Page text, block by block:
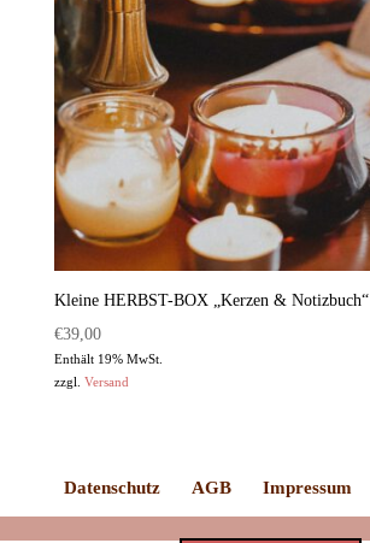
Kleine HERBST-BOX „Kerzen & Notizbuch“
€39,00
Enthält 19% MwSt.
zzgl. Versand
Datenschutz AGB Impressum